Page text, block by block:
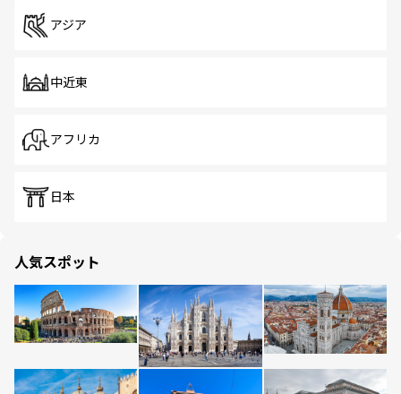
アジア
中近東
アフリカ
日本
人気スポット